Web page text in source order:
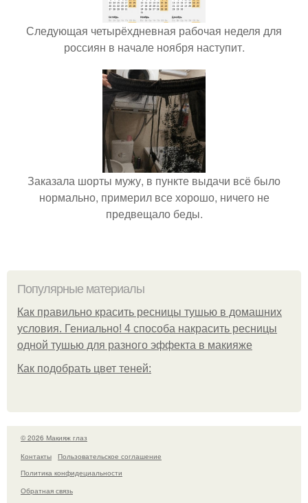
Следующая четырёхдневная рабочая неделя для
россиян в начале ноября наступит.
Заказала шорты мужу, в пункте выдачи всё было
нормально, примерил все хорошо, ничего не
предвещало беды.
Популярные материалы
Как правильно красить ресницы тушью в домашних
условия. Гениально! 4 способа накрасить ресницы
одной тушью для разного эффекта в макияже
Как подобрать цвет теней:
© 2026 Макияж глаз
Контакты
Пользовательское соглашение
Политика конфидециальности
Обратная связь